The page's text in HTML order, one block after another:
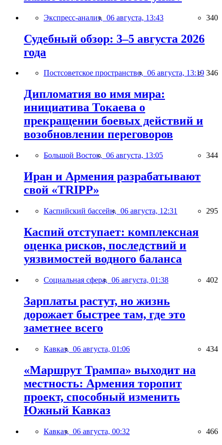
Экспресс-анализ, 06 августа, 13:43 340
Судебный обзор: 3–5 августа 2026
года
Постсоветское пространство, 06 августа, 13:19 346
Дипломатия во имя мира:
инициатива Токаева о
прекращении боевых действий и
возобновлении переговоров
Большой Восток, 06 августа, 13:05 344
Иран и Армения разрабатывают
свой «TRIPP»
Каспийский бассейн, 06 августа, 12:31 295
Каспий отступает: комплексная
оценка рисков, последствий и
уязвимостей водного баланса
Социальная сфера, 06 августа, 01:38 402
Зарплаты растут, но жизнь
дорожает быстрее там, где это
заметнее всего
Кавказ, 06 августа, 01:06 434
«Маршрут Трампа» выходит на
местность: Армения торопит
проект, способный изменить
Южный Кавказ
Кавказ, 06 августа, 00:32 466